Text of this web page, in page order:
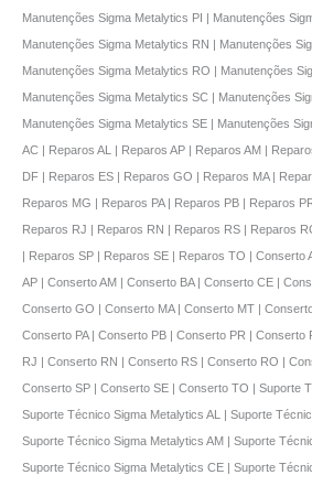
Manutenções Sigma Metalytics PI | Manutenções
Manutenções Sigma Metalytics RN | Manutenções
Manutenções Sigma Metalytics RO | Manutenções
Manutenções Sigma Metalytics SC | Manutenções
Manutenções Sigma Metalytics SE | Manutenções
AC | Reparos AL | Reparos AP | Reparos AM |
DF | Reparos ES | Reparos GO | Reparos MA |
Reparos MG | Reparos PA | Reparos PB | Reparos
Reparos RJ | Reparos RN | Reparos RS | Reparos
| Reparos SP | Reparos SE | Reparos TO | Conserto
AP | Conserto AM | Conserto BA | Conserto CE |
Conserto GO | Conserto MA | Conserto MT |
Conserto PA | Conserto PB | Conserto PR | Conserto
RJ | Conserto RN | Conserto RS | Conserto RO |
Conserto SP | Conserto SE | Conserto TO | Suporte
Suporte Técnico Sigma Metalytics AL | Suporte
Suporte Técnico Sigma Metalytics AM | Suporte
Suporte Técnico Sigma Metalytics CE | Suporte